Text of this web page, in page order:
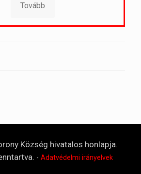
Tovább
Község hivatalos honlapja.
- Adatvédelmi irányelvek